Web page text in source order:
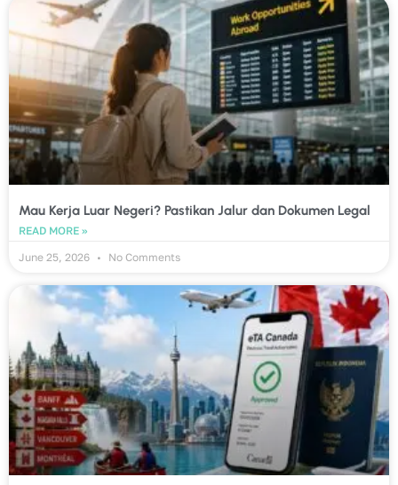
Mau Kerja Luar Negeri? Pastikan Jalur dan Dokumen Legal
READ MORE »
June 25, 2026
No Comments